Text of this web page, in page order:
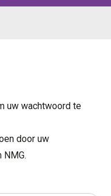
uw wachtwoord te
door uw